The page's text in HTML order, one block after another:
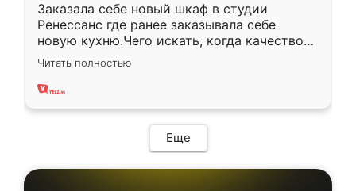
Заказала себе новый шкаф в студии
Ренессанс где ранее заказывала себе
новую кухню.Чего искать, когда качеством
вполне довольна. Служит кухня уже почти
два года, нареканий нет.
Читать полностью
Еще